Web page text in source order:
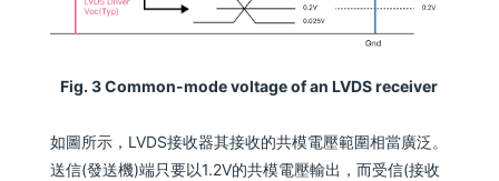
Fig. 3 Common-mode voltage of an LVDS receiver
如圖所示，LVDS接收器其接收的共模電壓範圍相當廣泛。
送信(發送機)端只要以1.2V的共模電壓輸出，而受信(接收